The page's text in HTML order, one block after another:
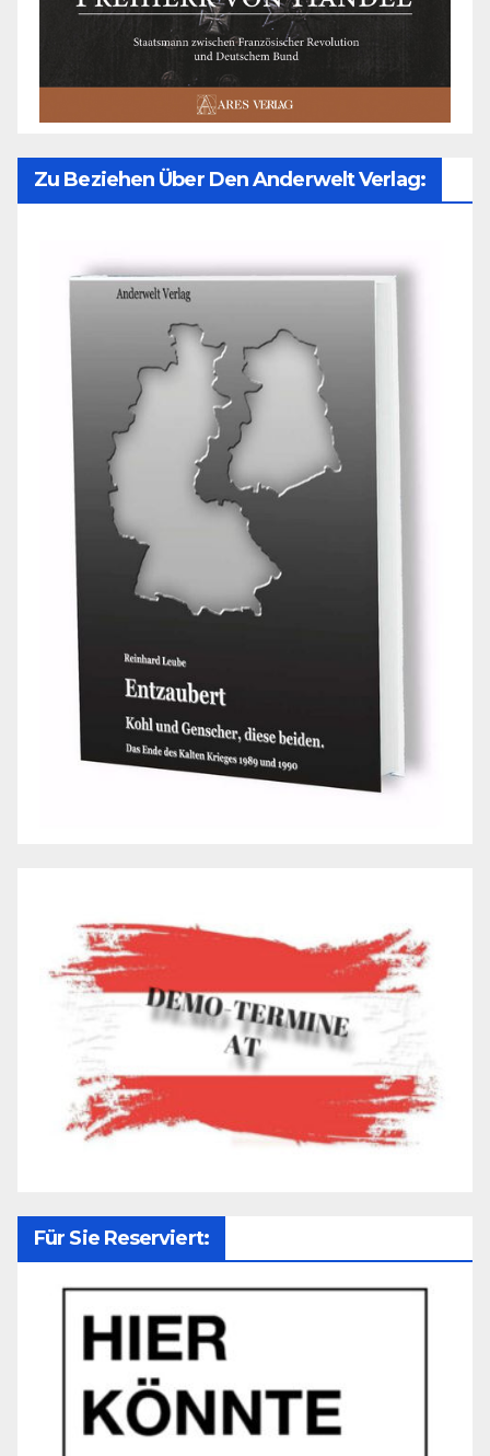
Zu Beziehen Über Den Anderwelt Verlag:
Für Sie Reserviert: